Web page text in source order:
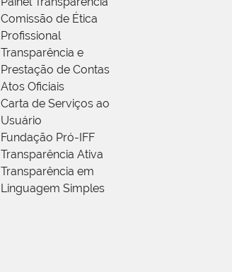
Comissão de Ética
Profissional
Transparência e
Prestação de Contas
Atos Oficiais
Carta de Serviços ao
Usuário
Fundação Pró-IFF
Transparência Ativa
Transparência em
Linguagem Simples